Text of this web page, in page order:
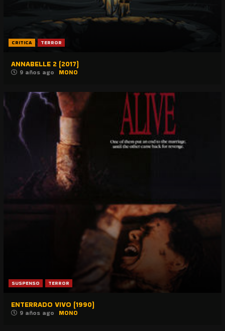
CRITICA TERROR
ANNABELLE 2 (2017)
9 años ago MONO
SUSPENSO TERROR
ENTERRADO VIVO (1990)
9 años ago MONO